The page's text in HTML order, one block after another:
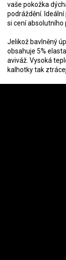
vaše pokožka
podráždění.
si cení absolutního
Jelikož bavlněný
obsahuje 5%
aviváž. Vysoká
kalhotky tak